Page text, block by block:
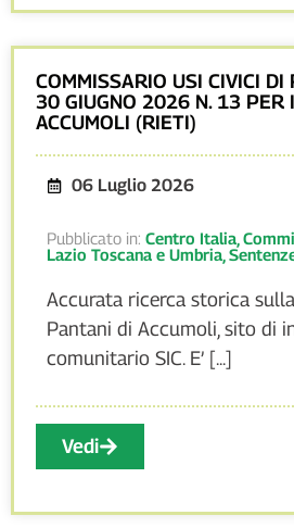
COMMISSARIO USI CIVICI DI
30 GIUGNO 2026 N. 13 PER
ACCUMOLI (RIETI)
06 Luglio 2026
Pubblicato in: Centro Italia,
Lazio Toscana e Umbria,
Accurata ricerca storica
Pantani di Accumoli, sito di
comunitario SIC. E’ [...]
Vedi